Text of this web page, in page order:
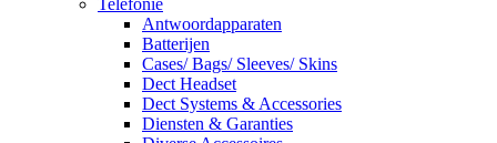
Antwoordapparaten
Batterijen
Cases/ Bags/ Sleeves/ Skins
Dect Headset
Dect Systems & Accessories
Diensten & Garanties